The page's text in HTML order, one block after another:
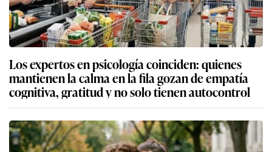
Los expertos en psicología coinciden: quienes
mantienen la calma en la fila gozan de empatía
cognitiva, gratitud y no solo tienen autocontrol